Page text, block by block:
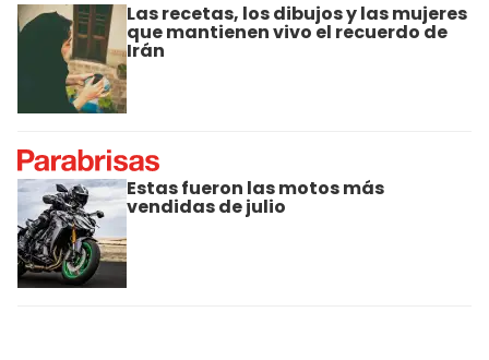
Las recetas, los dibujos y las mujeres
que mantienen vivo el recuerdo de
Irán
Estas fueron las motos más
vendidas de julio